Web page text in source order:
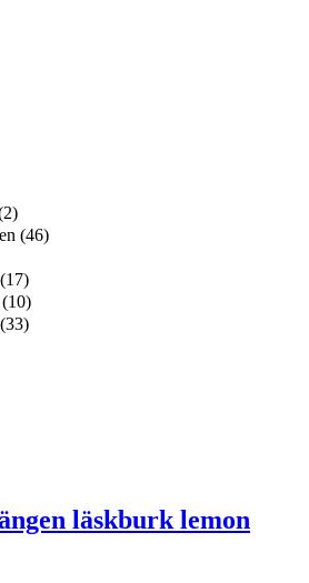
(46)
(17)
(10)
(33)
läskburk lemon